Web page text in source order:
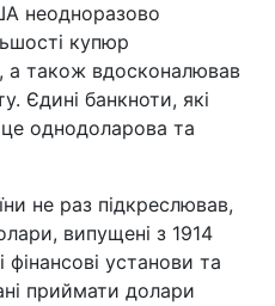
неодноразово
купюр
а також вдосконалював
Єдині банкноти, які
однодоларова та
не раз підкреслював,
випущені з 1914
установи та
приймати долари